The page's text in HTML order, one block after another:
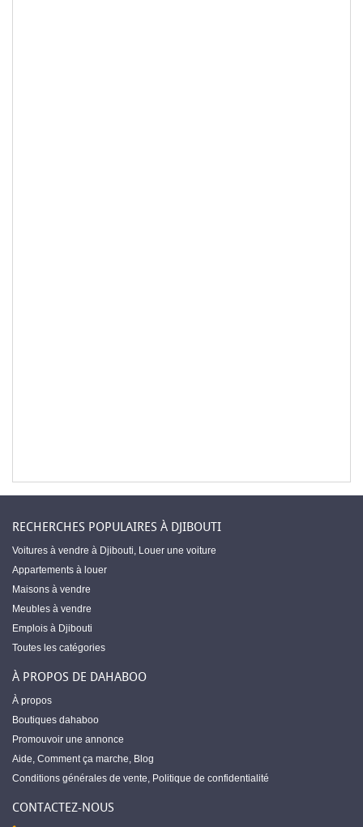
RECHERCHES POPULAIRES À DJIBOUTI
Voitures à vendre à Djibouti, Louer une voiture
Appartements à louer
Maisons à vendre
Meubles à vendre
Emplois à Djibouti
Toutes les catégories
À PROPOS DE DAHABOO
À propos
Boutiques dahaboo
Promouvoir une annonce
Aide, Comment ça marche, Blog
Conditions générales de vente, Politique de confidentialité
CONTACTEZ-NOUS